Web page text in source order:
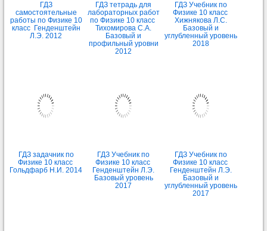
ГДЗ
самостоятельные
работы по Физике 10
класс Генденштейн
Л.Э. 2012
ГДЗ тетрадь для
лабораторных работ
по Физике 10 класс
Тихомирова С.А.
Базовый и
профильный уровни
2012
ГДЗ Учебник по
Физике 10 класс
Хижнякова Л.С.
Базовый и
углубленный уровень
2018
ГДЗ задачник по
Физике 10 класс
Гольдфарб Н.И. 2014
ГДЗ Учебник по
Физике 10 класс
Генденштейн Л.Э.
Базовый уровень
2017
ГДЗ Учебник по
Физике 10 класс
Генденштейн Л.Э.
Базовый и
углубленный уровень
2017